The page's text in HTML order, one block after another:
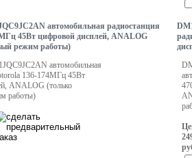
автомобильная радиостанция
45Вт цифровой дисплей, ANALOG
режим работы)
автомобильная
136-174МГц 45Вт
ANALOG (только
работы)